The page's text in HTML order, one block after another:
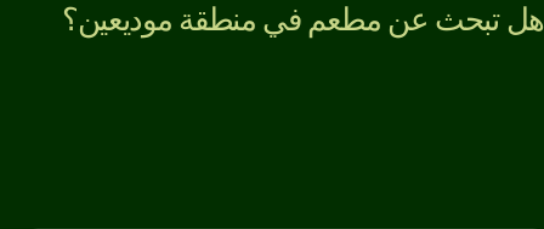
هل تبحث عن مطعم في منطقة موديعين؟